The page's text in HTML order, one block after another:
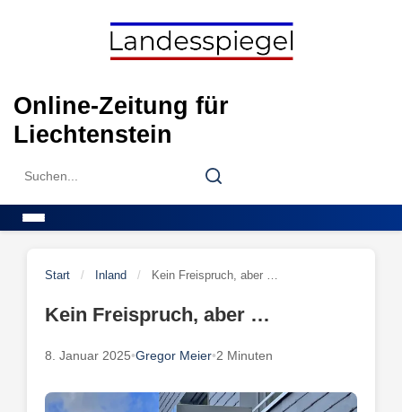
Online-Zeitung für
Liechtenstein
Search
Search
Start / Inland / Kein Freispruch, aber …
Kein Freispruch, aber …
8. Januar 2025•Gregor Meier•2 Minuten